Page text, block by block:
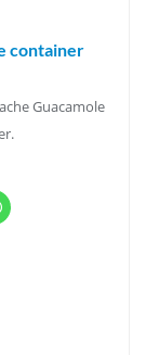
container
Guacamole